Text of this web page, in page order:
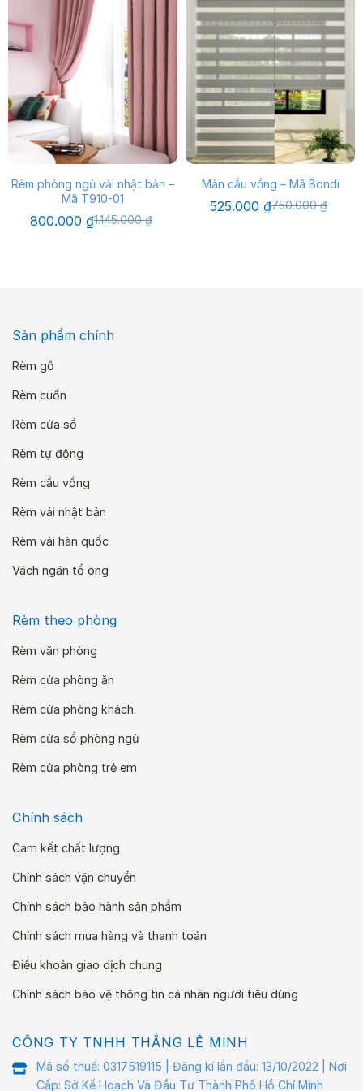
Rèm phòng ngủ vải nhật bản –
Mã T910-01
1.145.000₫
Giá
gốc
800.000 ₫Giá
hiện
Màn cầu vồng – Mã Bondi
750.000₫
Giá
gốc
525.000 ₫Giá
hiện
Sản phẩm chính
Rèm gỗ
Rèm cuốn
Rèm cửa sổ
Rèm tự động
Rèm cầu vồng
Rèm vải nhật bản
Rèm vải hàn quốc
Vách ngăn tổ ong
Rèm theo phòng
Rèm văn phòng
Rèm cửa phòng ăn
Rèm cửa phòng khách
Rèm cửa sổ phòng ngủ
Rèm cửa phòng trẻ em
Chính sách
Cam kết chất lượng
Chính sách vận chuyển
Chính sách bảo hành sản phẩm
Chính sách mua hàng và thanh toán
Điều khoản giao dịch chung
Chính sách bảo vệ thông tin cá nhân người tiêu dùng
CÔNG TY TNHH THẮNG LÊ MINH
Mã số thuế: 0317519115 | Đăng kí lần đầu: 13/10/2022 | Nơi
Cấp: Sở Kế Hoạch Và Đầu Tư Thành Phố Hồ Chí Minh